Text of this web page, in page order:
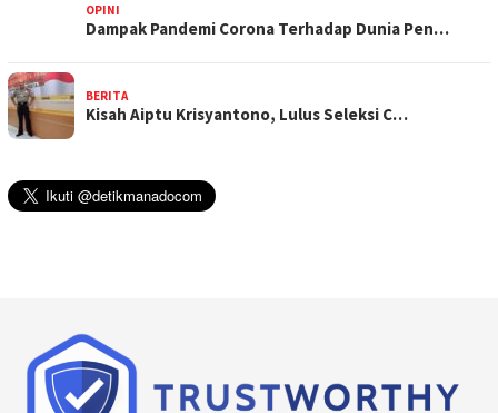
OPINI
Dampak Pandemi Corona Terhadap Dunia Pen…
BERITA
Kisah Aiptu Krisyantono, Lulus Seleksi C…